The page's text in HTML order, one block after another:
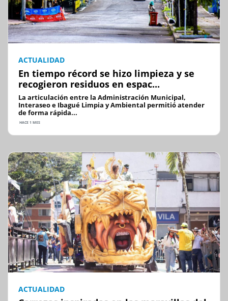
ACTUALIDAD
En tiempo récord se hizo limpieza y se
recogieron residuos en espac...
La articulación entre la Administración Municipal,
Interaseo e Ibagué Limpia y Ambiental permitió atender
de forma rápida...
HACE 1 MES
ACTUALIDAD